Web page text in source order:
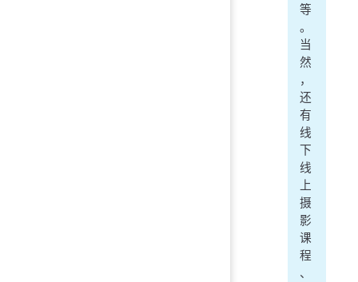
等
。
当
然
，
还
有
线
下
线
上
摄
影
课
程
、